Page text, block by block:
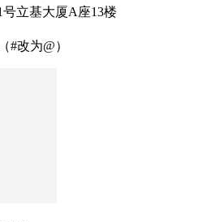
立基大厦A座13楼
#改为@）